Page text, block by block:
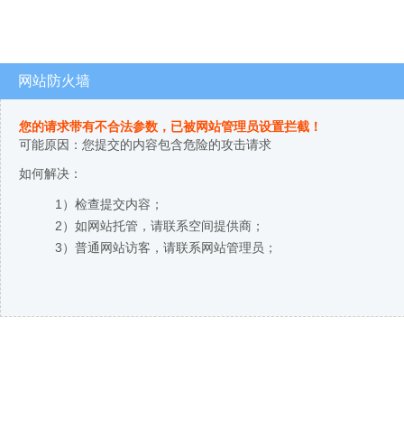
网站防火墙
您的请求带有不合法参数，已被网站管理员设置拦截！
可能原因：您提交的内容包含危险的攻击请求
如何解决：
1）检查提交内容；
2）如网站托管，请联系空间提供商；
3）普通网站访客，请联系网站管理员；